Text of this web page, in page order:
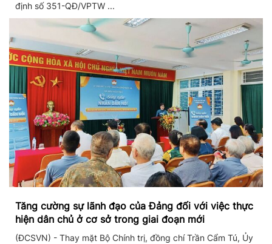
định số 351-QĐ/VPTW ...
Tăng cường sự lãnh đạo của Đảng đối với việc thực
hiện dân chủ ở cơ sở trong giai đoạn mới
(ĐCSVN) - Thay mặt Bộ Chính trị, đồng chí Trần Cẩm Tú, Ủy